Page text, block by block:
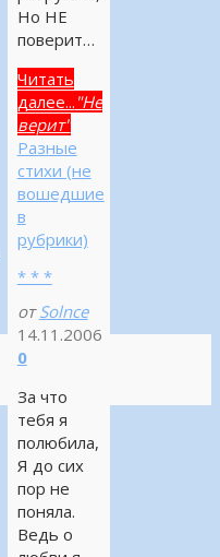
Но НЕ
поверит…
Читать
далее... "Не
верит"
Разные
стихи (не
вошедшие
в
рубрики)
* * *
от Solnce
14.11.2006
0
За что
тебя я
полюбила,
Я до сих
пор не
поняла.
Ведь о